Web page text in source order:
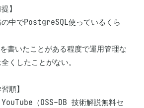
】
の中でPostgreSQL使っているくら
書いたことがある程度で運用管理な
くしたことがない。
習順】
YouTube（OSS-DB 技術解説無料セ